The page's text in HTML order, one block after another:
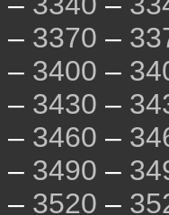
– 3370 –
– 3400 –
– 3430 –
– 3460 –
– 3490 –
– 3520 –